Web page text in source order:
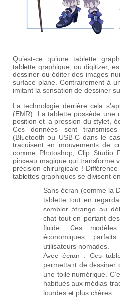
Qu’est-ce qu’une tablette
tablette graphique, ou digitizer,
dessiner ou éditer des images
surface plane. Contrairement à
imitant la sensation de dessiner
La technologie derrière cela
(EMR). La tablette possède une
position et la pression du stylet,
Ces données sont
(Bluetooth ou USB-C dans le
traduisent en mouvements de
comme Photoshop, Clip Studio
pinceau magique qui transforme
précision chirurgicale !
tablettes graphiques se divisent
Sans écran (comme la
tablette tout en
sembler étrange au
chat tout en portant
fluide. Ces
économiques,
utilisateurs nomades.
Avec écran : Ces
permettant de dessiner
une toile numérique.
habitués aux médias
lourdes et plus chères.